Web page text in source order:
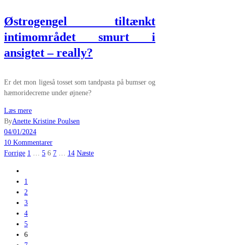
Østrogengel tiltænkt
intimområdet smurt i
ansigtet – really?
Er det mon ligeså tosset som tandpasta på bumser og
hæmoridecreme under øjnene?
Læs mere
ByAnette Kristine Poulsen
04/01/2024
10 Kommentarer
Indlægsinddeling
Forrige 1 5 6 7 14 Næste
1
2
3
4
5
6